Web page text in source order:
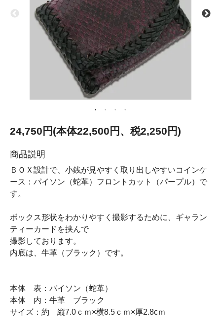
24,750円(本体22,500円、税2,250円)
商品説明
ＢＯＸ設計で、小銭が見やすく取り出しやすいコインケ
ース：パイソン（蛇革）フロントカット（パープル）で
す。
ボックス形状をわかりやすく撮影するために、ギャラン
ティーカードを挟んで
撮影しております。
内底は、牛革（ブラック）です。
本体 表：パイソン（蛇革）
本体 内：牛革 ブラック
サイズ：約 縦7.0ｃｍ×横8.5ｃｍ×厚2.8cｍ